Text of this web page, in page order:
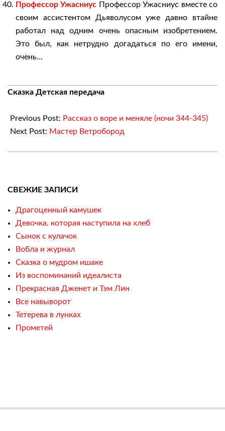
Профессор Ужасниус Профессор Ужасниус вместе со
своим ассистентом Дьяволусом уже давно втайне
работал над одним очень опасным изобретением.
Это был, как нетрудно догадаться по его имени,
очень...
2018-
02
Сказка Детская передача
Previous Post: Рассказ о воре и меняле (ночи 344-345)
Next Post: Мастер Ветробород
СВЕЖИЕ ЗАПИСИ
Драгоценный камушек
Девочка, которая наступила на хлеб
Сынок с кулачок
Вобла и журнал
Сказка о мудром ишаке
Из воспоминаний идеалиста
Прекрасная Дженет и Тэм Лин
Все навыворот
Тетерева в лунках
Прометей